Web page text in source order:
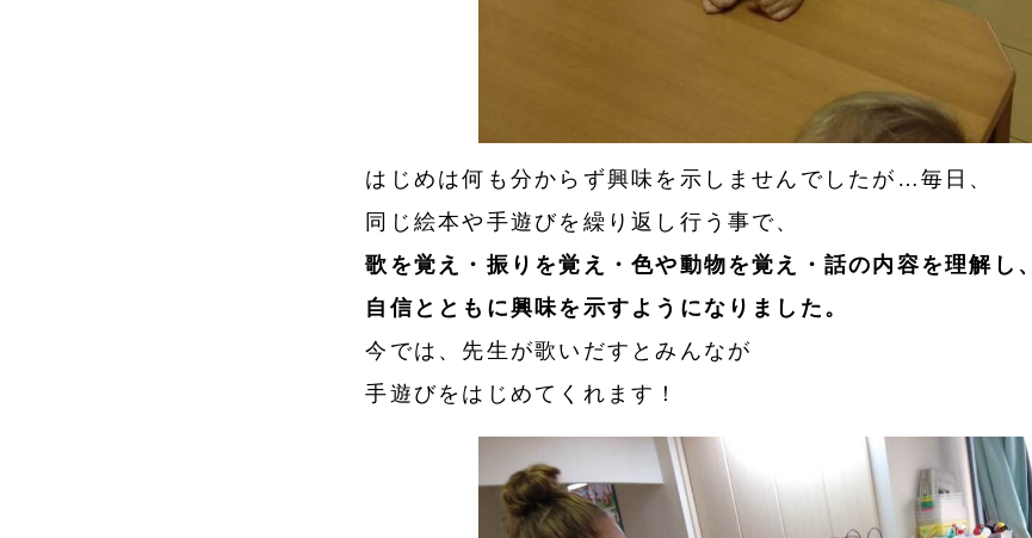
はじめは何も分からず興味を示しませんでしたが…毎日、
同じ絵本や手遊びを繰り返し行う事で、
歌を覚え・振りを覚え・色や動物を覚え・話の内容を理解し、
自信とともに興味を示すようになりました。
今では、先生が歌いだすとみんなが
手遊びをはじめてくれます！